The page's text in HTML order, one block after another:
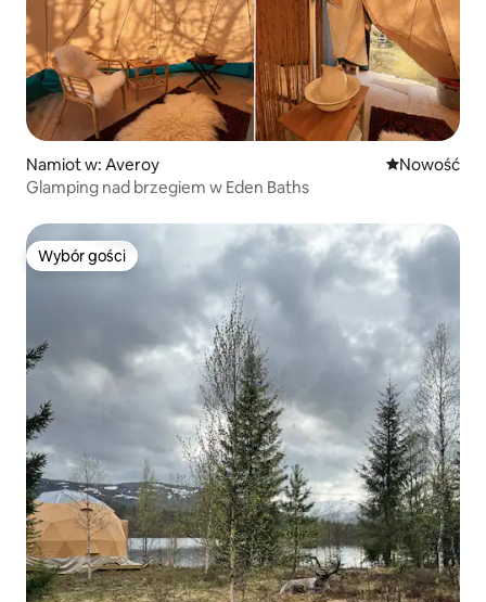
Namiot w: Averoy Nowe
Nowość
Glamping nad brzegiem w Eden Baths
Wybór gości
Wybór gości